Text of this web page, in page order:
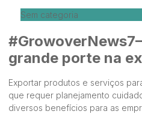
Sem categoria
grande porte na
Exportar produtos e serviços
que requer planejamento
diversos benefícios para as